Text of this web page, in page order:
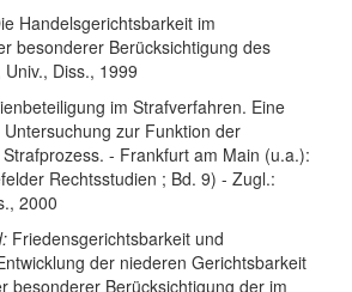
Handelsgerichtsbarkeit im
besonderer Berücksichtigung des
Diss., 1999
im Strafverfahren. Eine
zur Funktion der
- Frankfurt am Main (u.a.):
Rechtsstudien ; Bd. 9) - Zugl.:
2000
Friedensgerichtsbarkeit und
der niederen Gerichtsbarkeit
besonderer Berücksichtigung der im